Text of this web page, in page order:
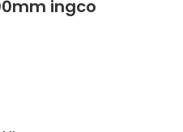
ingco